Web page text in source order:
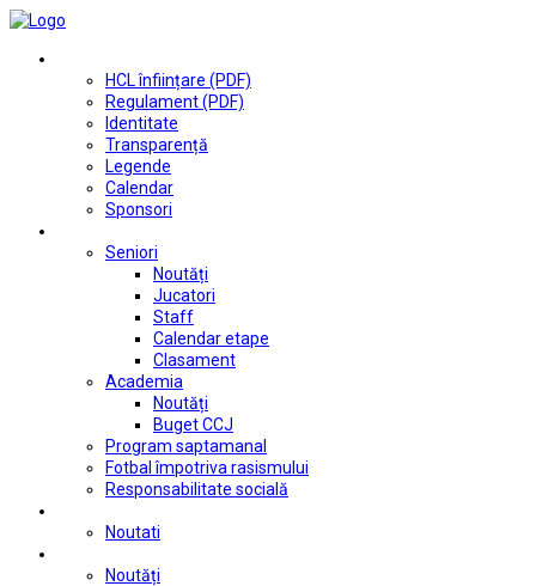
HCL înființare (PDF)
Regulament (PDF)
Identitate
Transparență
Legende
Calendar
Sponsori
Seniori
Noutăți
Jucatori
Staff
Calendar etape
Clasament
Academia
Noutăți
Buget CCJ
Program saptamanal
Fotbal împotriva rasismului
Responsabilitate socială
Noutati
Noutăți